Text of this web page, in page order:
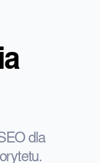
dla